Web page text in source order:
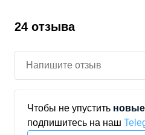
24 отзывa
Чтобы не упустить
подпишитесь на наш